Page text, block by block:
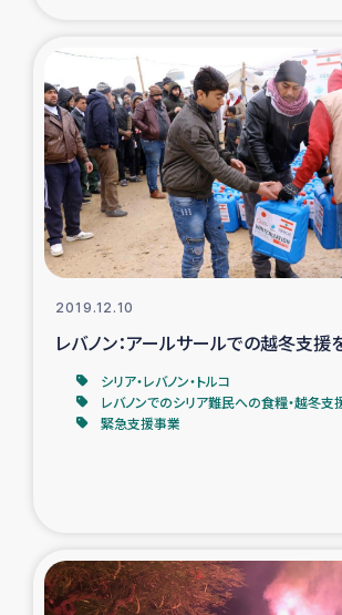
ガザ地区における羊の畜産
ガザ地区での公園の緑化を通じ
ガザ地区における被災住民への
ガザ地区酪農を通した女性グルー
ふりかけ普及と食生活改善による栄
食べる
2019.12.10
レバノン：アールサールでの越冬支援
シリア・レバノン・トルコ
レバノンでのシリア難民への食糧・越冬支
緊急支援事業